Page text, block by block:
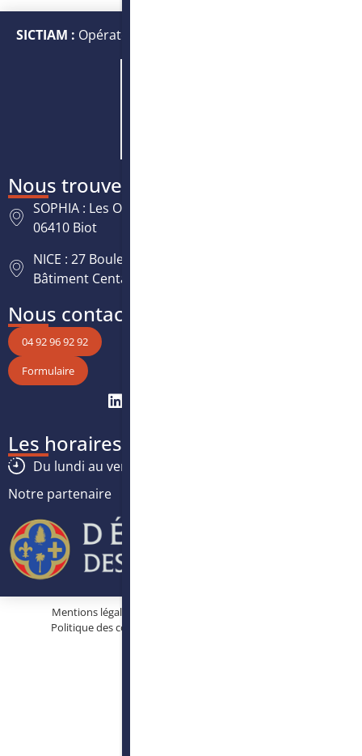
SICTIAM : Opérateur public de services numériques et
Nous trouver
SOPHIA : Les Oréades, 125 rue des Amandiers,
06410 Biot
NICE : 27 Boulevard Paul Montel Nice Leader -
Bâtiment Centaure, 06200 Nice
Nous contacter
04 92 96 92 92
Formulaire
Les horaires
Du lundi au vendredi :
Notre partenaire
Mentions légales
Politique des cookies